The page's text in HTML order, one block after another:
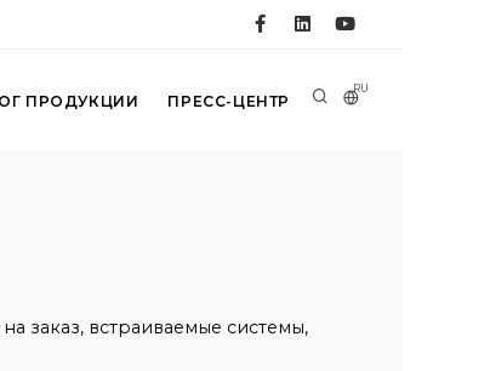
RU
ПРОДУКЦИИ ПРЕСС-ЦЕНТР
заказ, встраиваемые системы,